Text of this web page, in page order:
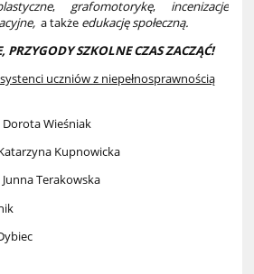
, grafomotorykę, incenizacje
a także edukację społeczną.
SZKOLNE CZAS ZACZĄĆ!
uczniów z niepełnosprawnością
Dorota Wieśniak
Kupnowicka
Terakowska